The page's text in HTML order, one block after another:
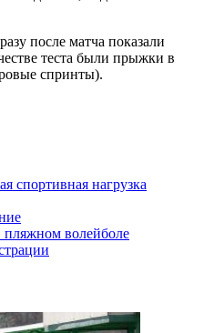
после матча показали
теста были прыжки в
спринты).
спортивная нагрузка
пляжном волейболе